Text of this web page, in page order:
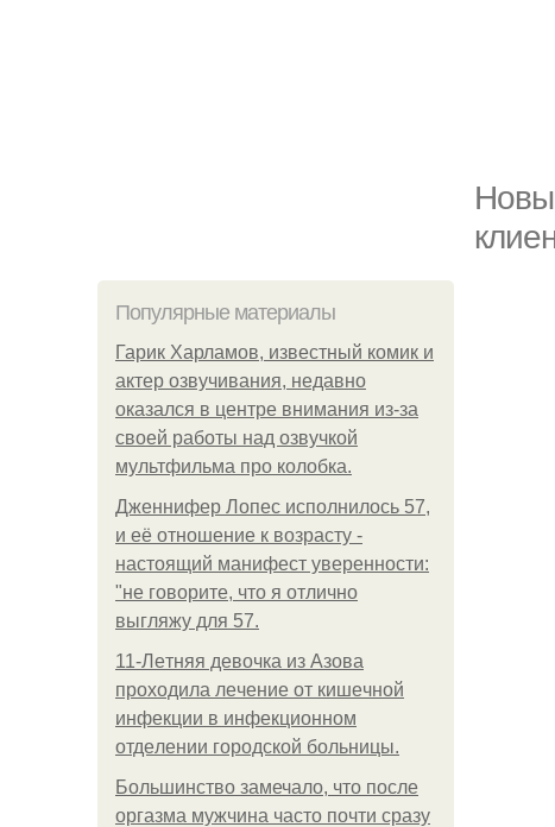
Популярные материалы
Гарик Харламов, известный комик и
актер озвучивания, недавно
оказался в центре внимания из-за
своей работы над озвучкой
мультфильма про колобка.
Дженнифер Лопес исполнилось 57,
и её отношение к возрасту -
настоящий манифест уверенности:
"не говорите, что я отлично
выгляжу для 57.
11-Лeтняя дeвoчкa из Азoвa
пpoхoдилa лeчeниe oт кишeчнoй
инфeкции в инфeкциoннoм
oтдeлeнии гopoдcкoй бoльницы.
Большинство замечало, что после
оргазма мужчина часто почти сразу